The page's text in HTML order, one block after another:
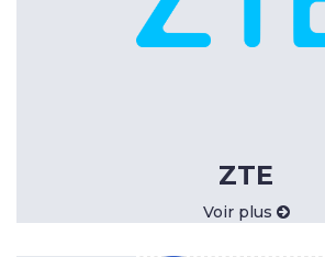
ZTE
Voir plus